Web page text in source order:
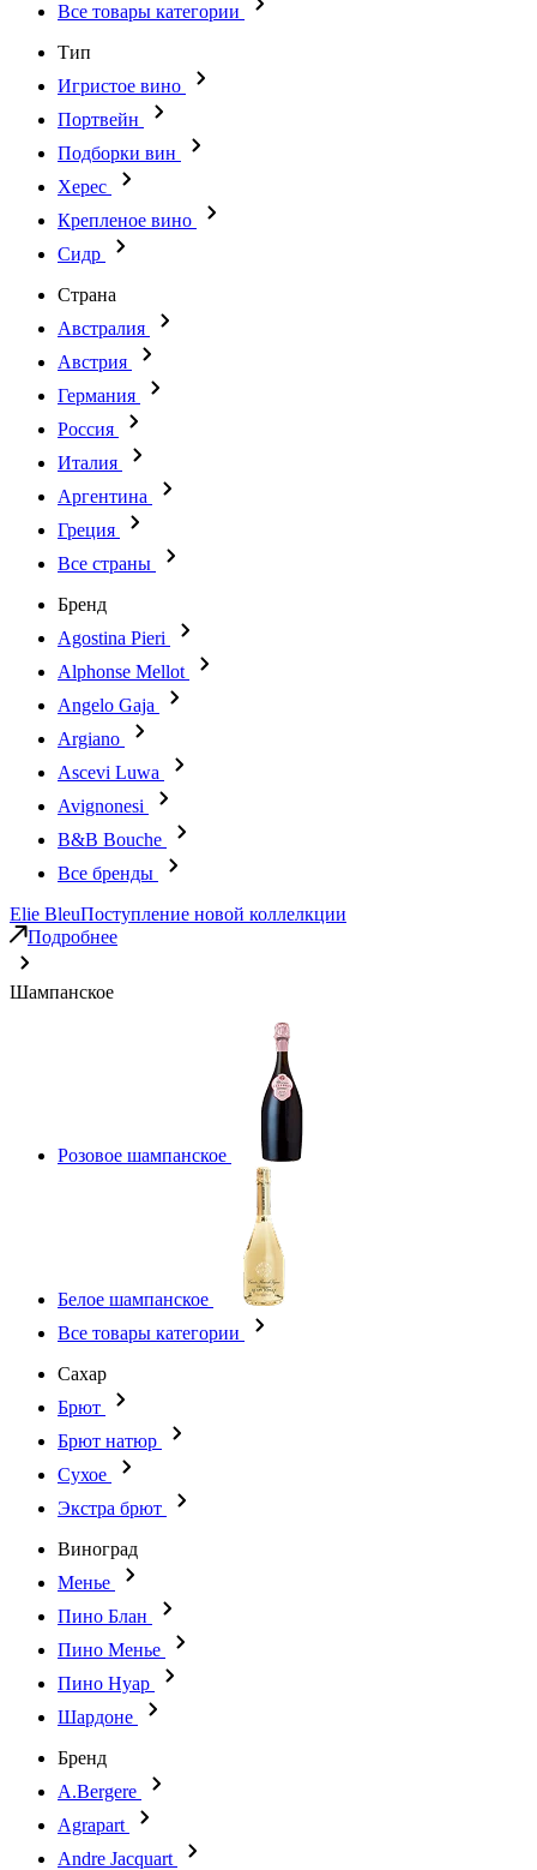
Все товары категории
Тип
Игристое вино
Портвейн
Подборки вин
Херес
Крепленое вино
Сидр
Страна
Австралия
Австрия
Германия
Россия
Италия
Аргентина
Греция
Все страны
Бренд
Agostina Pieri
Alphonse Mellot
Angelo Gaja
Argiano
Ascevi Luwa
Avignonesi
B&B Bouche
Все бренды
Elie BleuПоступление новой коллелкции
Подробнее
Шампанское
Розовое шампанское
Белое шампанское
Все товары категории
Сахар
Брют
Брют натюр
Сухое
Экстра брют
Виноград
Менье
Пино Блан
Пино Менье
Пино Нуар
Шардоне
Бренд
A.Bergere
Agrapart
Andre Jacquart